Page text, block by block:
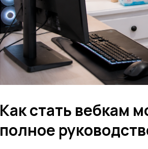
Как стать вебкам
полное